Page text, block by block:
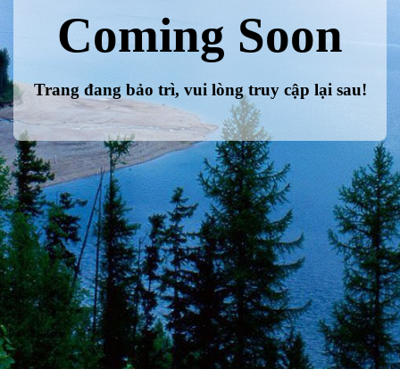
Coming Soon
Trang đang bảo trì, vui lòng truy cập lại sau!